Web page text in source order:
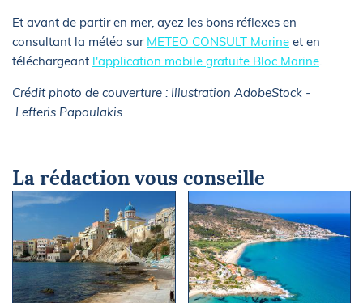
Et avant de partir en mer, ayez les bons réflexes en
consultant la météo sur METEO CONSULT Marine et en
téléchargeant l'application mobile gratuite Bloc Marine
Crédit photo de couverture : Illustration AdobeStock -
Lefteris Papaulakis
La rédaction vous conseille